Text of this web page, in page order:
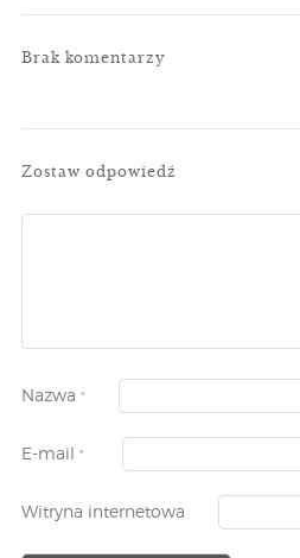
Brak komentarzy
Zostaw odpowiedź
Nazwa *
E-mail *
Witryna internetowa